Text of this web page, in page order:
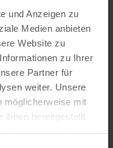
und Anzeigen zu
Medien anbieten
Website zu
zu Ihrer
Partner für
weiter. Unsere
möglicherweise mit
ihnen bereitgestellt